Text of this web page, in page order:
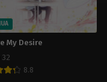
My Desire
8.8